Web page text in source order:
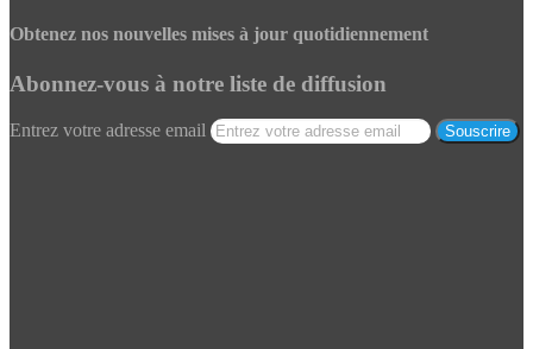
Obtenez nos nouvelles mises à jour quotidiennement
Abonnez-vous à notre liste de diffusion
Entrez votre adresse email